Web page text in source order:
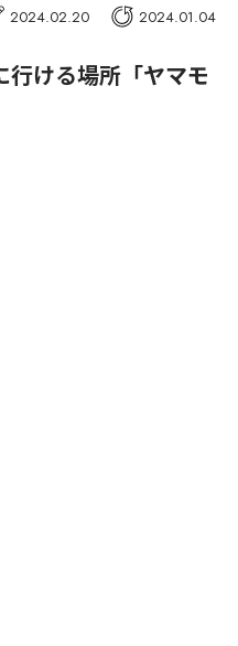
2024.02.20 2024.01.04
行ける場所「ヤマモ